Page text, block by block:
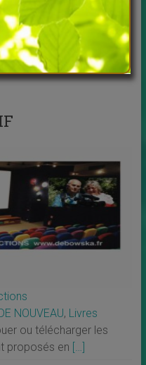
guides intérieurs
EN LIGNE
par Pierre Lessard
NOUVEAU, Livres
ou télécharger les
proposés en […]